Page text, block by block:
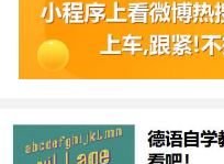
生活中像梦见丢钱
问题，但是小问题不
就这个问题给大家做
一、梦见丢钱是什